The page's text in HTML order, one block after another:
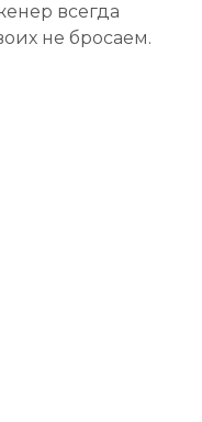
всегда
не бросаем.